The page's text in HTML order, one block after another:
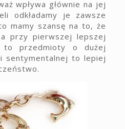
wpływa głównie na jej
odkładamy je zawsze
mamy szansę na to, że
przy pierwszej lepszej
to przedmioty o dużej
sentymentalnej to lepiej